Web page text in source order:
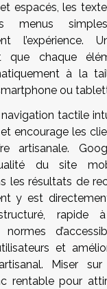
espacés, les
simples
l’expérience.
que chaque
à la
ou
tactile
encourage les
artisanale.
du site
les résultats de
y est
rapide
et
Miser sur
rentable pour